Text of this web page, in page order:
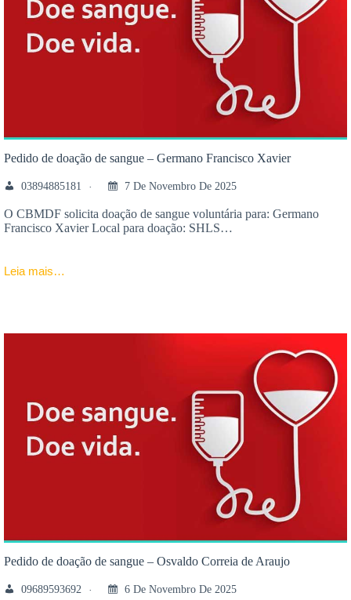
Pedido de doação de sangue – Germano Francisco Xavier
03894885181 7 De Novembro De 2025
O CBMDF solicita doação de sangue voluntária para: Germano
Francisco Xavier Local para doação: SHLS…
Leia mais…
Pedido de doação de sangue – Osvaldo Correia de Araujo
09689593692 6 De Novembro De 2025